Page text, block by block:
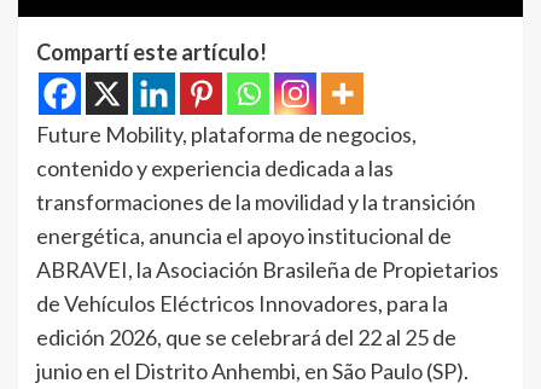
Compartí este artículo!
Future Mobility, plataforma de negocios,
contenido y experiencia dedicada a las
transformaciones de la movilidad y la transición
energética, anuncia el apoyo institucional de
ABRAVEI, la Asociación Brasileña de Propietarios
de Vehículos Eléctricos Innovadores, para la
edición 2026, que se celebrará del 22 al 25 de
junio en el Distrito Anhembi, en São Paulo (SP).